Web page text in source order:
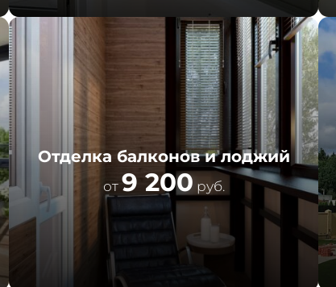
Отделка балконов и лоджий
от 9 200 руб.